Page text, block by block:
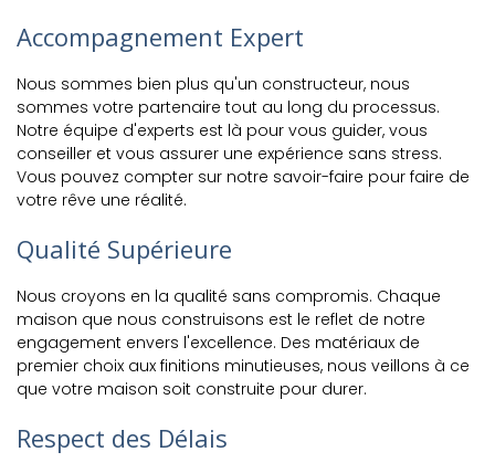
Accompagnement Expert
Nous sommes bien plus qu'un constructeur, nous
sommes votre partenaire tout au long du processus.
Notre équipe d'experts est là pour vous guider, vous
conseiller et vous assurer une expérience sans stress.
Vous pouvez compter sur notre savoir-faire pour faire de
votre rêve une réalité.
Qualité Supérieure
Nous croyons en la qualité sans compromis. Chaque
maison que nous construisons est le reflet de notre
engagement envers l'excellence. Des matériaux de
premier choix aux finitions minutieuses, nous veillons à ce
que votre maison soit construite pour durer.
Respect des Délais